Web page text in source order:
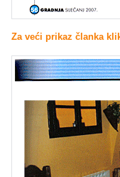
Za veći prikaz članka